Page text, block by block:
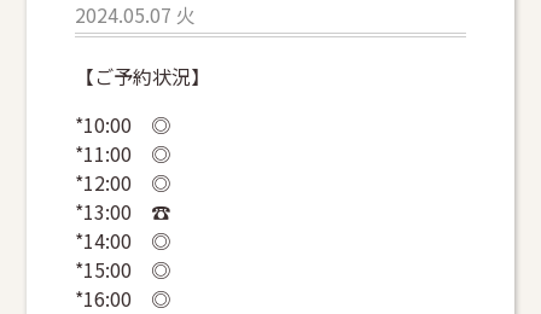
2024.05.07 火
【ご予約状況】
*10:00 ◎
*11:00 ◎
*12:00 ◎
*13:00 ☎
*14:00 ◎
*15:00 ◎
*16:00 ◎